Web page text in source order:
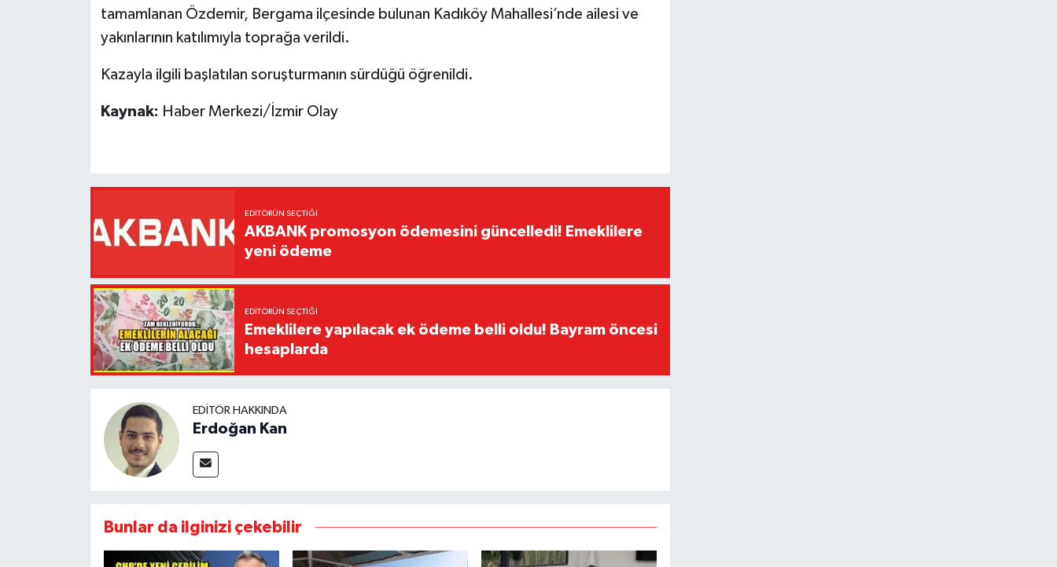
tamamlanan Özdemir, Bergama ilçesinde bulunan Kadıköy Mahallesi’nde ailesi ve
yakınlarının katılımıyla toprağa verildi.
Kazayla ilgili başlatılan soruşturmanın sürdüğü öğrenildi.
Kaynak: Haber Merkezi/İzmir Olay
EDITÖRÜN SEÇTIĞI
AKBANK promosyon ödemesini güncelledi! Emeklilere
yeni ödeme
EDITÖRÜN SEÇTIĞI
Emeklilere yapılacak ek ödeme belli oldu! Bayram öncesi
hesaplarda
EDITÖR HAKKINDA
Erdoğan Kan
Bunlar da ilginizi çekebilir